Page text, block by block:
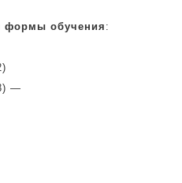
формы обучения :
—